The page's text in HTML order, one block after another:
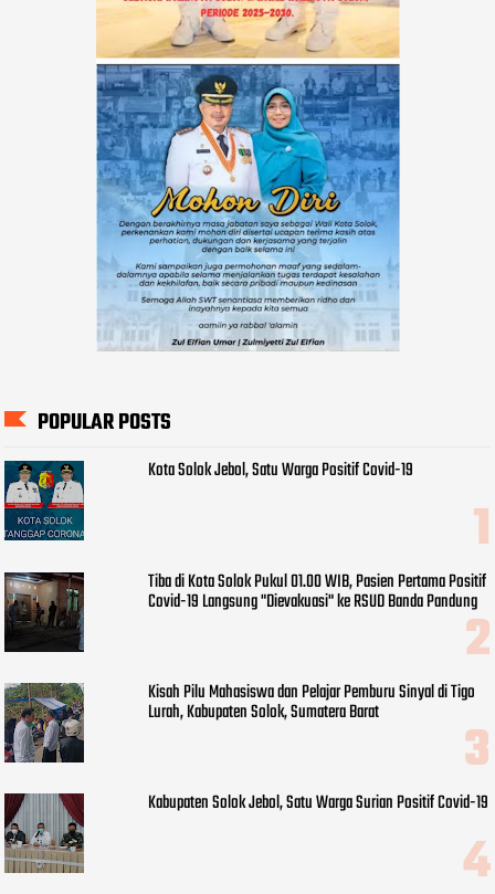
POPULAR POSTS
Kota Solok Jebol, Satu Warga Positif Covid-19
Tiba di Kota Solok Pukul 01.00 WIB, Pasien Pertama Positif
Covid-19 Langsung "Dievakuasi" ke RSUD Banda Pandung
Kisah Pilu Mahasiswa dan Pelajar Pemburu Sinyal di Tigo
Lurah, Kabupaten Solok, Sumatera Barat
Kabupaten Solok Jebol, Satu Warga Surian Positif Covid-19